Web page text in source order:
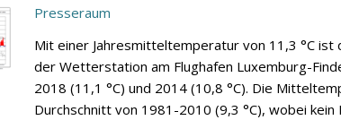
Presseraum
Mit einer Jahresmitteltemperatur von 11,3 °C ist
der Wetterstation am Flughafen Luxemburg-
2018 (11,1 °C) und 2014 (10,8 °C). Die
Durchschnitt von 1981-2010 (9,3 °C), wobei